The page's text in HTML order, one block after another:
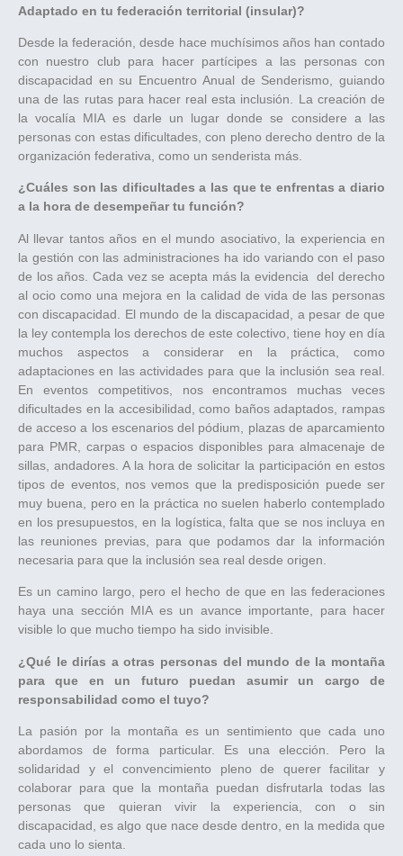
Adaptado en tu federación territorial (insular)?
Desde la federación, desde hace muchísimos años han contado
con nuestro club para hacer partícipes a las personas con
discapacidad en su Encuentro Anual de Senderismo, guiando
una de las rutas para hacer real esta inclusión. La creación de
la vocalía MIA es darle un lugar donde se considere a las
personas con estas dificultades, con pleno derecho dentro de la
organización federativa, como un senderista más.
¿Cuáles son las dificultades a las que te enfrentas a diario
a la hora de desempeñar tu función?
Al llevar tantos años en el mundo asociativo, la experiencia en
la gestión con las administraciones ha ido variando con el paso
de los años. Cada vez se acepta más la evidencia del derecho
al ocio como una mejora en la calidad de vida de las personas
con discapacidad. El mundo de la discapacidad, a pesar de que
la ley contempla los derechos de este colectivo, tiene hoy en día
muchos aspectos a considerar en la práctica, como
adaptaciones en las actividades para que la inclusión sea real.
En eventos competitivos, nos encontramos muchas veces
dificultades en la accesibilidad, como baños adaptados, rampas
de acceso a los escenarios del pódium, plazas de aparcamiento
para PMR, carpas o espacios disponibles para almacenaje de
sillas, andadores. A la hora de solicitar la participación en estos
tipos de eventos, nos vemos que la predisposición puede ser
muy buena, pero en la práctica no suelen haberlo contemplado
en los presupuestos, en la logística, falta que se nos incluya en
las reuniones previas, para que podamos dar la información
necesaria para que la inclusión sea real desde origen.
Es un camino largo, pero el hecho de que en las federaciones
haya una sección MIA es un avance importante, para hacer
visible lo que mucho tiempo ha sido invisible.
¿Qué le dirías a otras personas del mundo de la montaña
para que en un futuro puedan asumir un cargo de
responsabilidad como el tuyo?
La pasión por la montaña es un sentimiento que cada uno
abordamos de forma particular. Es una elección. Pero la
solidaridad y el convencimiento pleno de querer facilitar y
colaborar para que la montaña puedan disfrutarla todas las
personas que quieran vivir la experiencia, con o sin
discapacidad, es algo que nace desde dentro, en la medida que
cada uno lo sienta.